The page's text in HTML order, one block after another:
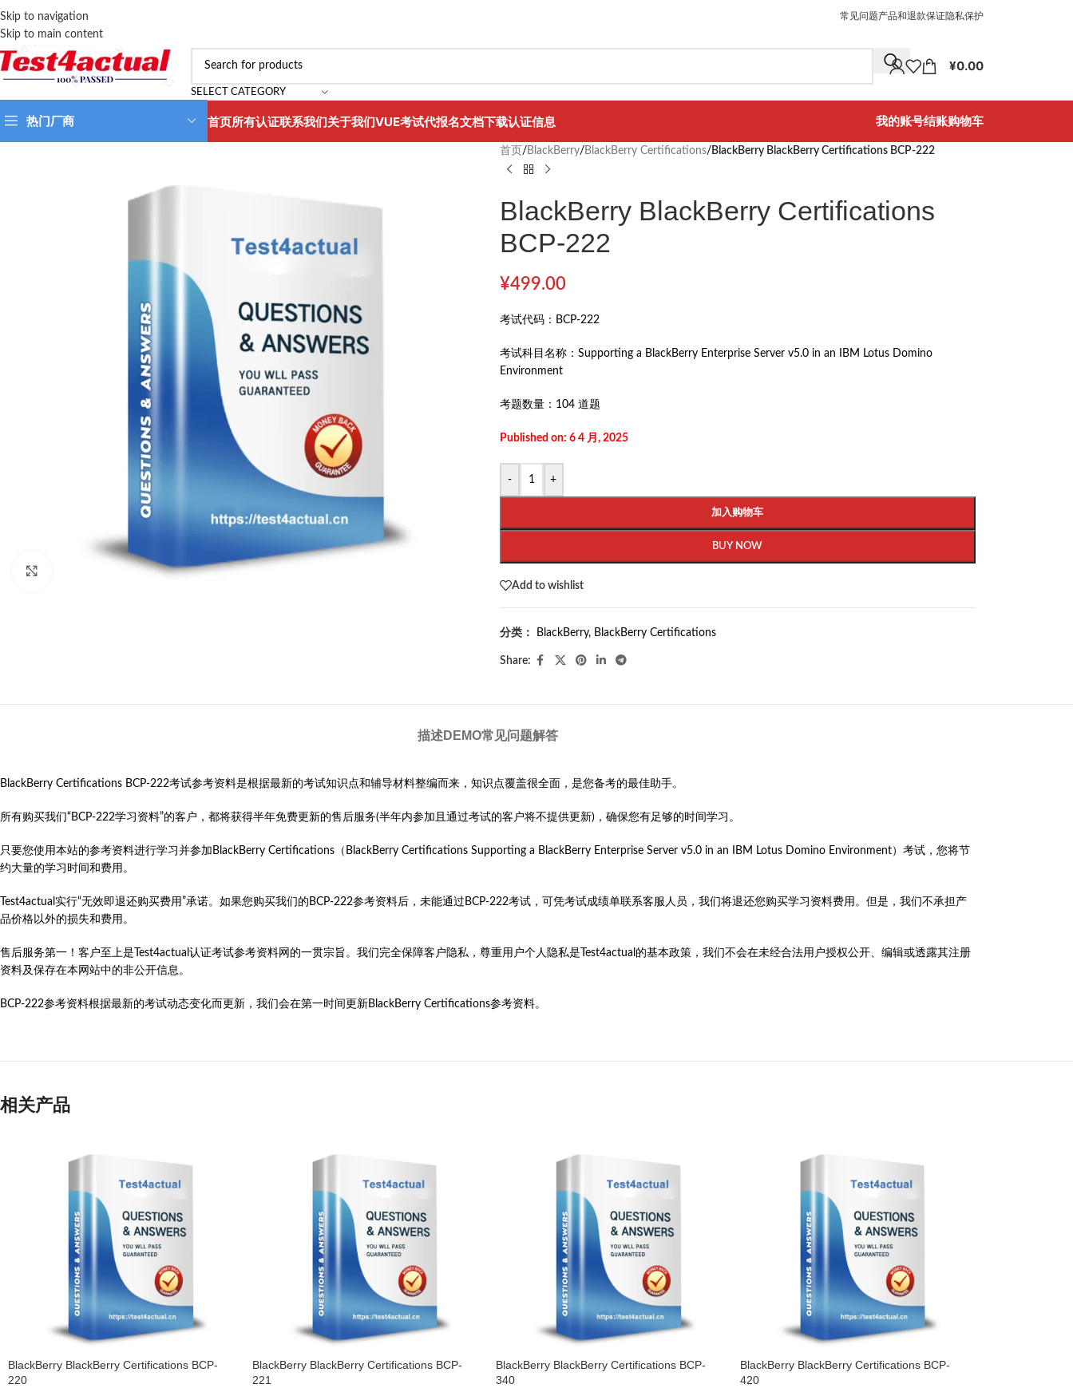
Skip to navigation
Skip to main content
常见问题产品和退款保证隐私保护
SELECT CATEGORY
¥0.00
热门厂商 首页所有认证联系我们关于我们VUE考试代报名文档下载认证信息 我的账号结账购物车
首页 / BlackBerry/ BlackBerry Certifications/ BlackBerry BlackBerry Certifications BCP-222
BlackBerry BlackBerry Certifications
BCP-222
¥499.00
考试代码： BCP-222
考试科目名称： Supporting a BlackBerry Enterprise Server v5.0 in an IBM Lotus Domino
Environment
考题数量： 104 道题
Published on: 6 4 月, 2025
- +
加入购物车
BUY NOW
Add to wishlist
分类： BlackBerry, BlackBerry Certifications
Share:
描述DEMO常见问题解答
BlackBerry Certifications BCP-222考试参考资料是根据最新的考试知识点和辅导材料整编而来，知识点覆盖很全面，是您备考的最佳助手。
所有购买我们“BCP-222学习资料”的客户，都将获得半年免费更新的售后服务(半年内参加且通过考试的客户将不提供更新)，确保您有足够的时间学习。
只要您使用本站的参考资料进行学习并参加BlackBerry Certifications（BlackBerry Certifications Supporting a BlackBerry Enterprise Server v5.0 in an IBM Lotus Domino Environment）考试，您将节
约大量的学习时间和费用。
Test4actual实行“无效即退还购买费用”承诺。如果您购买我们的BCP-222参考资料后，未能通过BCP-222考试，可凭考试成绩单联系客服人员，我们将退还您购买学习资料费用。但是，我们不承担产
品价格以外的损失和费用。
售后服务第一！客户至上是Test4actual认证考试参考资料网的一贯宗旨。我们完全保障客户隐私，尊重用户个人隐私是Test4actual的基本政策，我们不会在未经合法用户授权公开、编辑或透露其注册
资料及保存在本网站中的非公开信息。
BCP-222参考资料根据最新的考试动态变化而更新，我们会在第一时间更新BlackBerry Certifications参考资料。
相关产品
BlackBerry BlackBerry Certifications BCP-
220
BlackBerry BlackBerry Certifications BCP-
221
BlackBerry BlackBerry Certifications BCP-
340
BlackBerry BlackBerry Certifications BCP-
420